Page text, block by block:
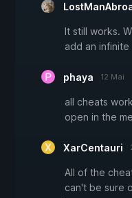
It still works.
add an
phaya 12 Mai
all cheats
open in the
XarCentauri
All of the
can't be sure